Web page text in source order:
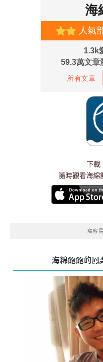
下載
隨時觀看海綿
窩客